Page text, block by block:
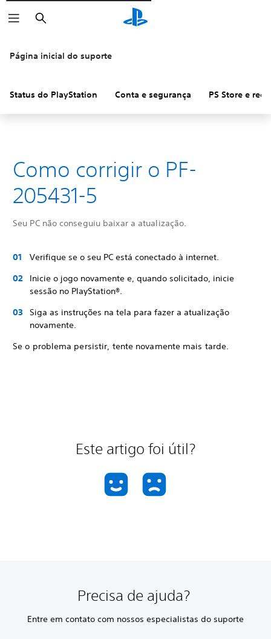
Pesquisar
Página inicial do suporte
Status do PlayStation Conta e segurança PS Store e
Como corrigir o PF-
205431-5
Seu PC não conseguiu baixar a atualização.
Verifique se o seu PC está conectado à internet.
Inicie o jogo novamente e, quando solicitado, inicie
sessão no PlayStation®.
Siga as instruções na tela para fazer a atualização
novamente.
Se o problema persistir, tente novamente mais tarde.
Este artigo foi útil?
Precisa de ajuda?
Entre em contato com nossos especialistas do suporte